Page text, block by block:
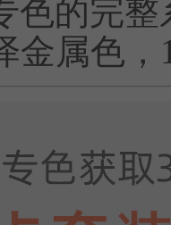
色的完整
金属色